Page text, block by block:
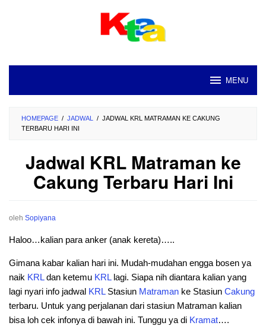
MENU
HOMEPAGE / JADWAL / JADWAL KRL MATRAMAN KE CAKUNG
TERBARU HARI INI
Jadwal KRL Matraman ke
Cakung Terbaru Hari Ini
oleh Sopiyana
Haloo…kalian para anker (anak kereta)…..
Gimana kabar kalian hari ini. Mudah-mudahan engga bosen ya
naik KRLdan ketemu KRLlagi. Siapa nih diantara kalian yang
lagi nyari info jadwal KRLStasiun Matraman ke Stasiun Cakung
terbaru. Untuk yang perjalanan dari stasiun Matraman kalian
bisa loh cek infonya di bawah ini. Tunggu ya di Kramat….